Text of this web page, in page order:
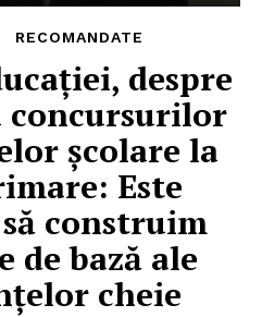
RECOMANDATE
despre
concursurilor
școlare la
Este
construim
de bază ale
cheie